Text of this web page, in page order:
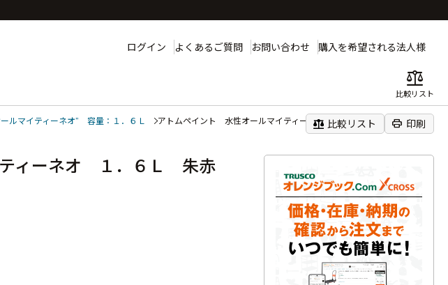
ログイン よくあるご質問 お問い合わせ 購入を希望される法人様
balance
比較リスト
ルマイティーネオ” 容量：１．６Ｌ アトムペイント 水性オールマイティーネオ １．６Ｌ 朱赤
balance 比較リスト print 印刷
ティーネオ １．６Ｌ 朱赤